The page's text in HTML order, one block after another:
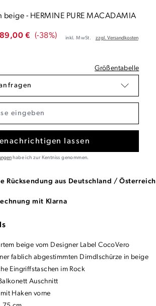
beige - HERMINE PURE MACADAMIA
€ (-38%) inkl. MwSt. zzgl. Versandkosten
Größentabelle
lassen
habe ich zur Kentniss genommen.
Rücksendung aus Deutschland / Österreich
mit Klarna
beige vom Designer Label CocoVero
fablich abgestimmten Dirndlschürze in beige
Eingriffstaschen im Rock
Auschnitt
Haken vorne